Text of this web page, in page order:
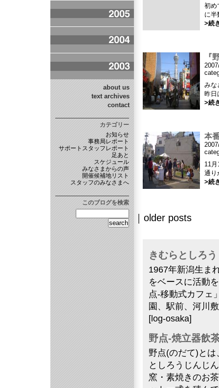
初め
に半
>続
『
みな
昨日
>続
本
11
通り
>続
｜older posts
きむらとしろ
1967年新潟生ま
をベースに活動
点-移動式カフェ
園、駅前、河川
[log-osaka]
野点-焼立器飲
野点(のだて)と
としろうじんじ
窯・素焼きのお
about us
text archives
contact
カテゴリー
お知らせ
事務局レポート
サポートスタッフレポート
足あと
スケジュール
みなさまからの声
開催候補地リスト
スタッフのみなさまへ
このブログを検索